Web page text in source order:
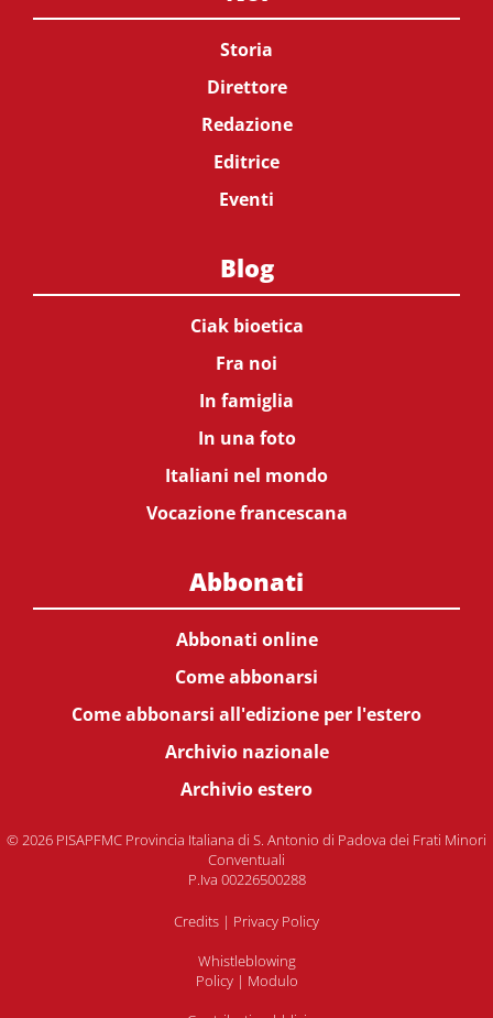
Storia
Direttore
Redazione
Editrice
Eventi
Blog
Ciak bioetica
Fra noi
In famiglia
In una foto
Italiani nel mondo
Vocazione francescana
Abbonati
Abbonati online
Come abbonarsi
Come abbonarsi all'edizione per l'estero
Archivio nazionale
Archivio estero
© 2026 PISAPFMC Provincia Italiana di S. Antonio di Padova dei Frati Minori
Conventuali
P.Iva 00226500288
Credits | Privacy Policy
Whistleblowing
Policy| Modulo